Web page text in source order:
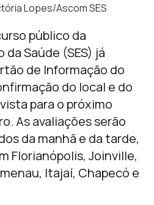
Lopes/Ascom SES
público da
Saúde (SES) já
de Informação do
do local e do
para o próximo
As avaliações serão
da manhã e da tarde,
Florianópolis, Joinville,
Itajaí, Chapecó e